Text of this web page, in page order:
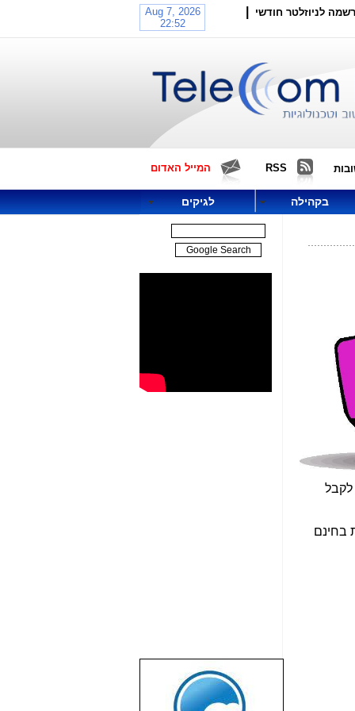
לניוזלטר חודשי
RSS המייל האדום
בקהילה לגיקים
לקבל
בחינם
שבוע טוב לכל
הגולשים באשר